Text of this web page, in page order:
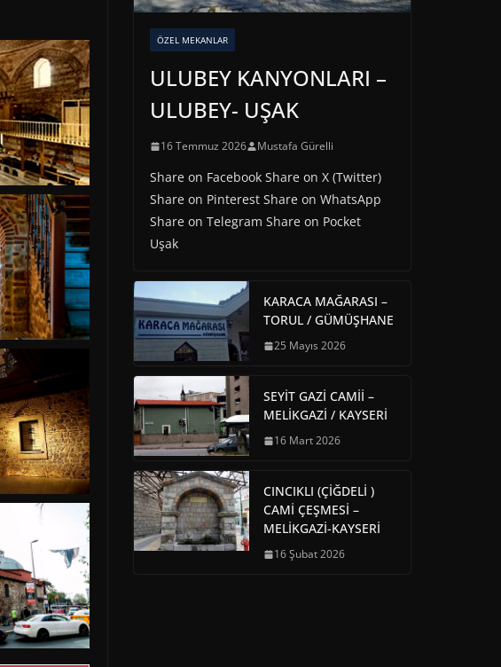
ÖZEL MEKANLAR
ULUBEY KANYONLARI –
ULUBEY- UŞAK
16 Temmuz 2026 Mustafa Gürelli
Share on Facebook Share on X (Twitter)
Share on Pinterest Share on WhatsApp
Share on Telegram Share on Pocket
Uşak
KARACA MAĞARASI –
TORUL / GÜMÜŞHANE
25 Mayıs 2026
SEYİT GAZİ CAMİİ –
MELİKGAZİ / KAYSERİ
16 Mart 2026
CINCIKLI (ÇİĞDELİ )
CAMİ ÇEŞMESİ –
MELİKGAZİ-KAYSERİ
16 Şubat 2026